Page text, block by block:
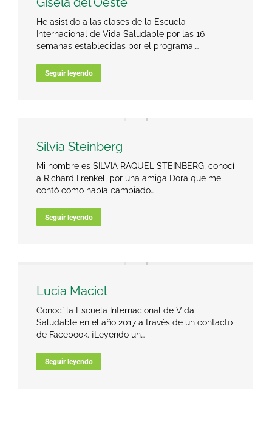
He asistido a las clases de la Escuela
Internacional de Vida Saludable por las 16
semanas establecidas por el programa,…
Seguir leyendo
Silvia Steinberg
Mi nombre es SILVIA RAQUEL STEINBERG, conocí
a Richard Frenkel, por una amiga Dora que me
contó cómo había cambiado…
Seguir leyendo
Lucia Maciel
Conocí la Escuela Internacional de Vida
Saludable en el año 2017 a través de un contacto
de Facebook. ¡Leyendo un…
Seguir leyendo